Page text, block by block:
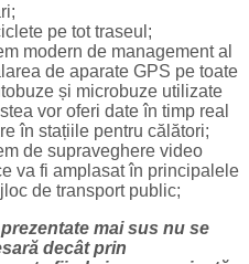
pe tot traseul;
modern de management al
de aparate GPS pe toate
și microbuze utilizate
vor oferi date în timp real
în stațiile pentru călători;
de supraveghere video
va fi amplasat în principalele
de transport public;
mai sus nu se
decât prin